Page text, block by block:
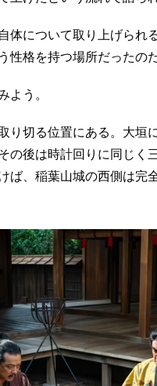
体について取り上げられ
性格を持つ場所だったの
よう。
り切る位置にある。大垣
の後は時計回りに同じく
ば、稲葉山城の西側は完